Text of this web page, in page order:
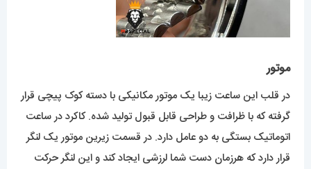
موتور
در قلب این ساعت زیبا یک موتور مکانیکی با دسته کوک پیچی قرار
گرفته که با ظرافت و طراحی قابل قبول تولید شده. کاکرد در ساعت
اتوماتیک بستگی به دو عامل دارد. در قسمت زیرین موتور یک لنگر
قرار دارد که هرزمان دست شما لرزشی ایجاد کند و این لنگر حرکت